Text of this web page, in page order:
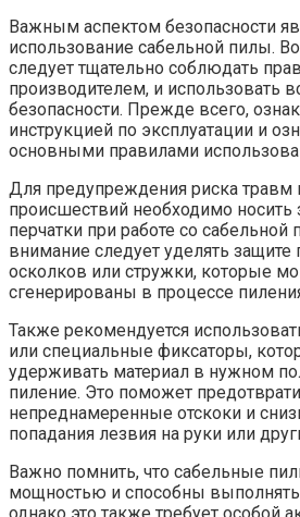
Важным аспектом безопасности
использование сабельной пилы.
следует тщательно соблюдать
производителем, и использовать
безопасности. Прежде всего,
инструкцией по эксплуатации и
основными правилами
Для предупреждения риска травм
происшествий необходимо
перчатки при работе со сабельной
внимание следует уделять
осколков или стружки, которые
сгенерированы в процессе
Также рекомендуется
или специальные фиксаторы,
удерживать материал в нужном
пиление. Это поможет
непреднамеренные отскоки и
попадания лезвия на руки или
Важно помнить, что сабельные
мощностью и способны
однако это также требует особой